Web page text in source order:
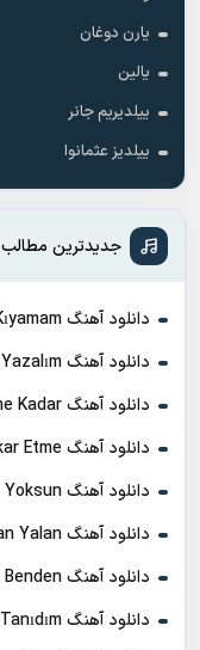
یارن دوغان
یالین
ییلدیریم جانر
ییلدیز عثمانوا
جدیدترین مطالب
دانلود آهنگ Sibel Can & Eypio Kıyamam
دانلود آهنگ Siyam Baştan Yazalım
دانلود آهنگ Ankara Echoes Ta Ki Seni Görene Kadar
دانلود آهنگ Nilüfer Inkar Etme
دانلود آهنگ Poizi Artık Sen Yoksun
دانلود آهنگ Dedublüman Yalan
دانلود آهنگ Siyam Benden
دانلود آهنگ Müslüm Gürses Bir Kadın Tanıdım